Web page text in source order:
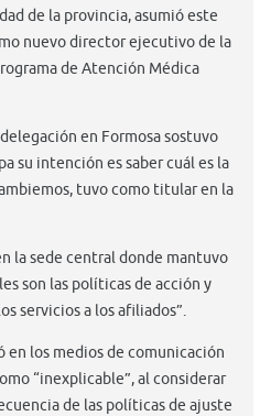
de la provincia, asumió este
nuevo director ejecutivo de la
de Atención Médica
en Formosa sostuvo
su intención es saber cuál es la
tuvo como titular en la
la sede central donde mantuvo
son las políticas de acción y
servicios a los afiliados”.
en los medios de comunicación
“inexplicable”, al considerar
de las políticas de ajuste